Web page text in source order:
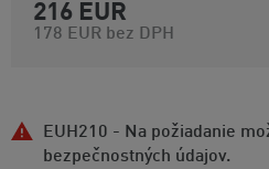
216 EUR
178 EUR bez DPH
EUH210 - Na požiadanie
bezpečnostných údajov.